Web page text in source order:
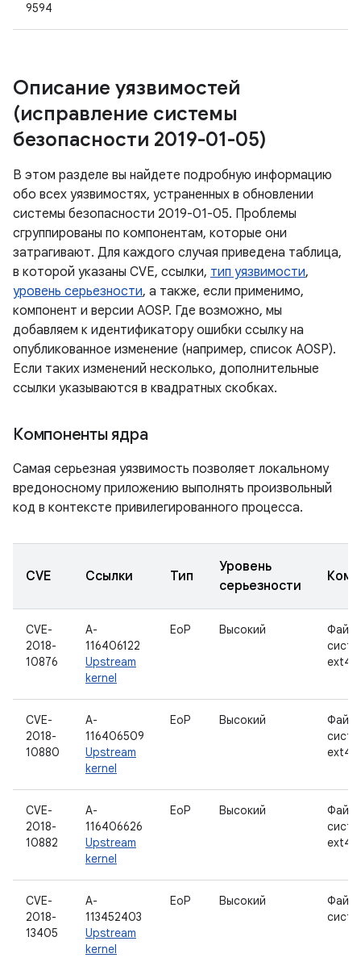
9594
Описание уязвимостей
(исправление системы
безопасности 2019-01-05)
В этом разделе вы найдете подробную информацию
обо всех уязвимостях, устраненных в обновлении
системы безопасности 2019-01-05. Проблемы
сгруппированы по компонентам, которые они
затрагивают. Для каждого случая приведена таблица,
в которой указаны CVE, ссылки, тип уязвимости,
уровень серьезности, а также, если применимо,
компонент и версии AOSP. Где возможно, мы
добавляем к идентификатору ошибки ссылку на
опубликованное изменение (например, список AOSP).
Если таких изменений несколько, дополнительные
ссылки указываются в квадратных скобках.
Компоненты ядра
Самая серьезная уязвимость позволяет локальному
вредоносному приложению выполнять произвольный
код в контексте привилегированного процесса.
CVE Ссылки Тип
Уровень
серьезности
CVE-
2018-
10876
A-
116406122
Upstream
kernel
EoP Высокий
ext4
CVE-
2018-
10880
A-
116406509
Upstream
kernel
EoP Высокий
ext4
CVE-
2018-
10882
A-
116406626
Upstream
kernel
EoP Высокий
ext4
CVE-
2018-
13405
A-
113452403
Upstream
kernel
EoP Высокий